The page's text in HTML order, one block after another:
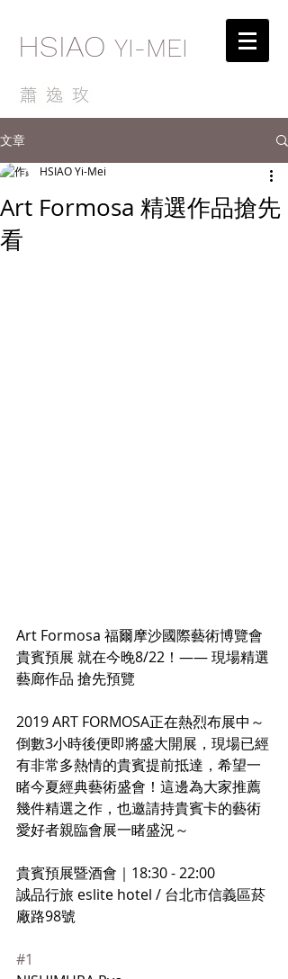
HSIAO YI-MEI
文章
Art Formosa 精選作品搶先
看
HSIAO Yi-Mei
Art Formosa 福爾摩沙國際藝術博覽會
貴賓預展 就在今晚8/22！—— 現場精選
藝廊作品 搶先預覽
2019 ART FORMOSA正在熱烈布展中～
倒數3小時後便即將盛大開展，現場已經
有非常多熱情的貴賓提前抵達，希望一
睹今夏經典藝術盛會！這邊為大家推薦
幾件精選之作，也邀請持貴賓卡的藝術
愛好者親臨會展一睹盛況～
貴賓預展暨酒會｜18:30 - 22:00
誠品行旅 eslite hotel / 台北市信義區菸
廠路98號
#1